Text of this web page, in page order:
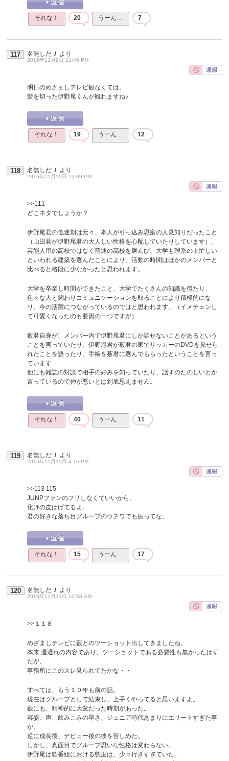
それな！ 20 うーん… 7
117 名無しだＪ より
2016年11月9日 11:46 PM
明日のめざましテレビ観なくては。
髪を切った伊野尾くんが観れますね♪
それな！ 19 うーん… 12
118 名無しだＪ より
2016年11月10日 12:09 PM
>>111
どこネタでしょうか？
伊野尾君の低迷期は元々、本人が引っ込み思案の人見知りだったこと
（山田君が伊野尾君の大人しい性格を心配していたりしています）、
芸能人用の高校ではなく普通の高校を選んび、大学も理系の上忙しい
といわれる建築を選んだことにより、活動の時間はほかのメンバーと
比べると格段に少なかったと思われます。
大学を卒業し時間ができたこと、大学でたくさんの知識を得たり、
色々な人と関わりコミュニケーションを取ることにより積極的にな
り、今の活躍につながっているのではと思われます。（イメチェンし
て可愛くなったのも要因の一つですが）
薮君自身が、メンバー内で伊野尾君にしか話せないことがあるという
ことを言っていたり、伊野尾君が薮君の家でサッカーのDVDを見せら
れたことを語ったり、手帳を薮君に選んでもらったということを言っ
ています
他にも雑誌の対談で相手の好みを知っていたり、話すのたのしいとか
言っているので仲が悪いとは到底思えません。
それな！ 40 うーん… 11
119 名無しだＪ より
2016年11月10日 4:16 PM
>>113 115
JUNPファンのフリしなくていいから。
化けの皮はげてるよ。
君の好きな落ち目グループのウチワでも振ってな。
それな！ 15 うーん… 17
120 名無しだＪ より
2016年11月11日 10:58 AM
>>１１８
めざましテレビに藪とのツーショット出してきましたね。
本来 週遅れの内容であり、ツーショットである必要性も無かったはず
だが、
事務所にこのスレ見られてたかな・・
すべては、もう１０年も前の話。
現在はグループとして結束し、上手くやってると思いますよ。
藪にも、精神的に大変だった時期があった。
容姿、声、飲みこみの早さ、ジュニア時代あまりにエリートすぎた事
が、
逆に成長後、デビュー後の彼を苦しめた。
しかし、真面目でグループ思いな性格は変わらない。
伊野尾は歌番組における態度は、少々行きすぎていた。